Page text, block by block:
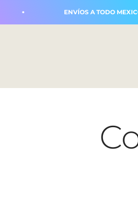
ENVÍOS A TODO MEXICO🛍️